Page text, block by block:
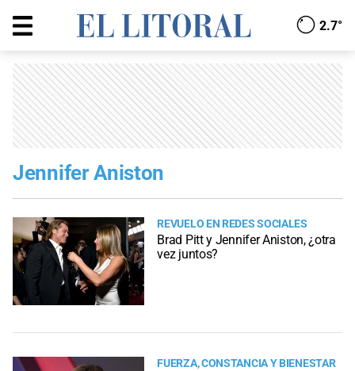
2.7°
Jennifer Aniston
REVUELO EN REDES SOCIALES
Brad Pitt y Jennifer Aniston, ¿otra
vez juntos?
FUERZA, CONSTANCIA Y BIENESTAR